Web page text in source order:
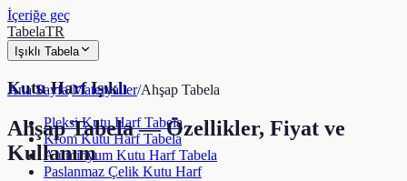
İçeriğe geç
TabelaTR
Işıklı Tabela
Kutu Harf Işıklı
Pleksi Kutu Harf Tabela
Krom Kutu Harf Tabela
Alüminyum Kutu Harf Tabela
Paslanmaz Çelik Kutu Harf
Ana Sayfa/Materyaller/Ahşap Tabela
Ahşap Tabela — Özellikler, Fiyat ve
Kullanım